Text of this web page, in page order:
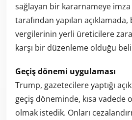
sağlayan bir kararnameye imza
tarafından yapılan açıklamada,
vergilerinin yerli üreticilere
karşı bir düzenleme olduğu
Geçiş dönemi uygulaması
Trump, gazetecilere yaptığı
geçiş döneminde, kısa vadede
olmak istedik. Onları